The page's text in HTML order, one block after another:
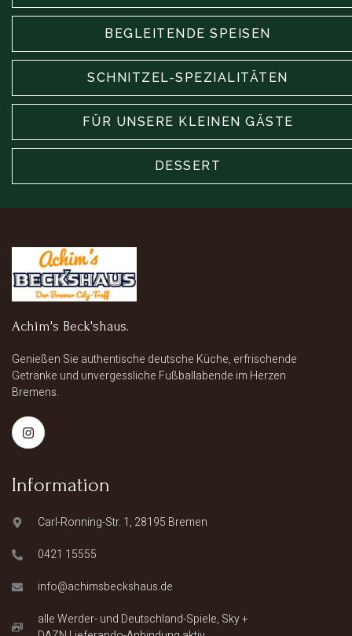
BEGLEITENDE SPEISEN
SCHNITZEL-SPEZIALITÄTEN
FÜR UNSERE KLEINEN GÄSTE
DESSERT
Achim's Beck'shaus.
Genießen Sie authentische deutsche Küche, erfrischende
Getränke und unvergessliche Fußballabende im Herzen
Bremens.
Information
Carl-Ronning-Str. 1, 28195 Bremen
0421 15555
info@achimsbeckshaus.de
alle Werder- und Deutschland-Spiele, Sky +